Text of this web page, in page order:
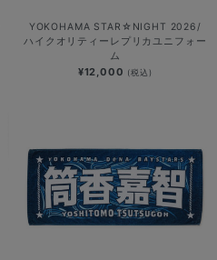
YOKOHAMA STAR☆NIGHT 2026/
ハイクオリティーレプリカユニフォー
ム
¥12,000 (税込)